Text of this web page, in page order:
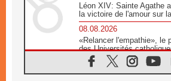
Léon XIV: Sainte Agathe
la victoire de l'amour sur
08.08.2026
«Relancer l'empathie», le
des Universités
08.08.2026
Signis 2026, donner la